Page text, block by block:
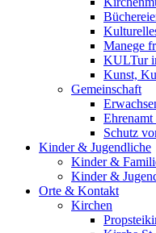
Manege
KULTur
Kunst,
Gemeinschaft
Schutz
Kinder & Jugendliche
Kinder &
Kinder &
Orte & Kontakt
Kirchen